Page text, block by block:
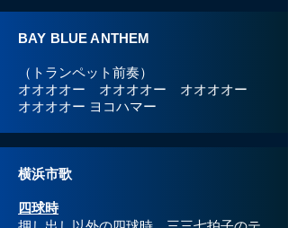
BAY BLUE ANTHEM
（トランペット前奏）
オオオオー オオオオー オオオオー
オオオオー ヨコハマー
横浜市歌​
四球時